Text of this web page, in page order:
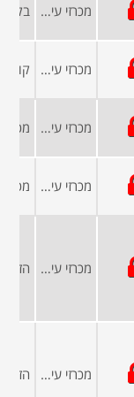
מכרזי עיריות ומועצות
מכרזי עיריות ומועצות
מכרזי עיריות ומועצות
מכרזי עיריות ומועצות
מכרזי עיריות ומועצות
מכרזי עיריות ומועצות